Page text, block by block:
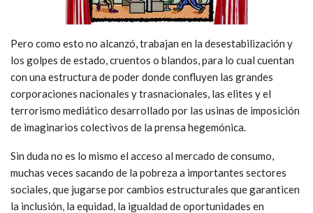
Pero como esto no alcanzó, trabajan en la desestabilización y
los golpes de estado, cruentos o blandos, para lo cual cuentan
con una estructura de poder donde confluyen las grandes
corporaciones nacionales y trasnacionales, las elites y el
terrorismo mediático desarrollado por las usinas de imposición
de imaginarios colectivos de la prensa hegemónica.
Sin duda no es lo mismo el acceso al mercado de consumo,
muchas veces sacando de la pobreza a importantes sectores
sociales, que jugarse por cambios estructurales que garanticen
la inclusión, la equidad, la igualdad de oportunidades en